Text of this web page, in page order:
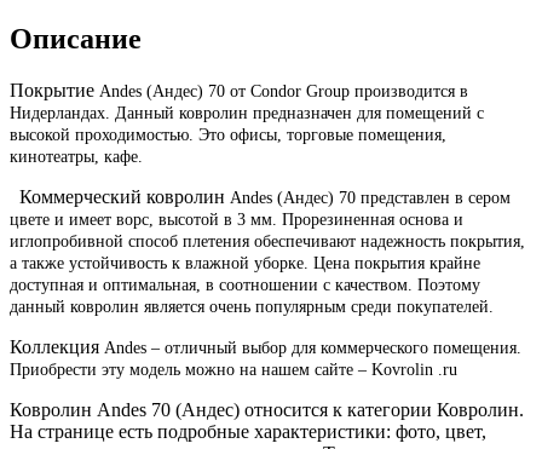
Описание
Покрытие Andes (Андес) 70 от Condor Group производится в
Нидерландах. Данный ковролин предназначен для помещений с
высокой проходимостью. Это офисы, торговые помещения,
кинотеатры, кафе.
Коммерческий ковролин Andes (Андес) 70 представлен в сером
цвете и имеет ворс, высотой в 3 мм. Прорезиненная основа и
иглопробивной способ плетения обеспечивают надежность покрытия,
а также устойчивость к влажной уборке. Цена покрытия крайне
доступная и оптимальная, в соотношении с качеством. Поэтому
данный ковролин является очень популярным среди покупателей.
Коллекция Andes – отличный выбор для коммерческого помещения.
Приобрести эту модель можно на нашем сайте – Kovrolin .ru
Ковролин Andes 70 (Андес) относится к категории Ковролин.
На странице есть подробные характеристики: фото, цвет,